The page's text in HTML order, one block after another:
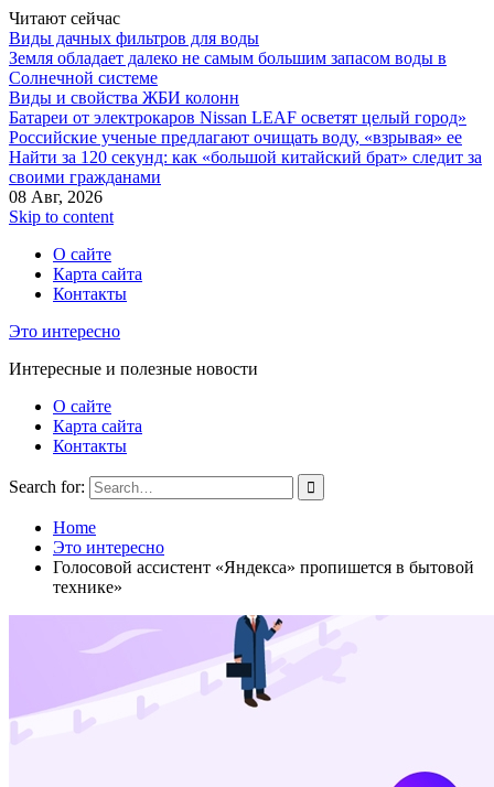
Читают сейчас
Виды дачных фильтров для воды
Земля обладает далеко не самым большим запасом воды в
Солнечной системе
Виды и свойства ЖБИ колонн
Батареи от электрокаров Nissan LEAF осветят целый город»
Российские ученые предлагают очищать воду, «взрывая» ее
Найти за 120 секунд: как «большой китайский брат» следит за
своими гражданами
08 Авг, 2026
Skip to content
О сайте
Карта сайта
Контакты
Это интересно
Интересные и полезные новости
О сайте
Карта сайта
Контакты
Search for:
Home
Это интересно
Голосовой ассистент «Яндекса» пропишется в бытовой
технике»